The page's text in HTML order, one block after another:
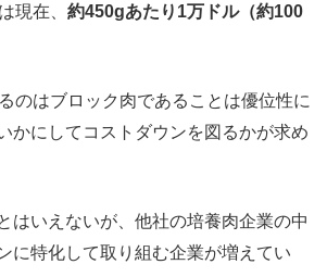
現在、 約450gあたり1万ドル（約100
のはブロック肉であることは優位性に
かにしてコストダウンを図るかが求め
はいえないが、他社の培養肉企業の中
に特化して取り組む企業が増えてい